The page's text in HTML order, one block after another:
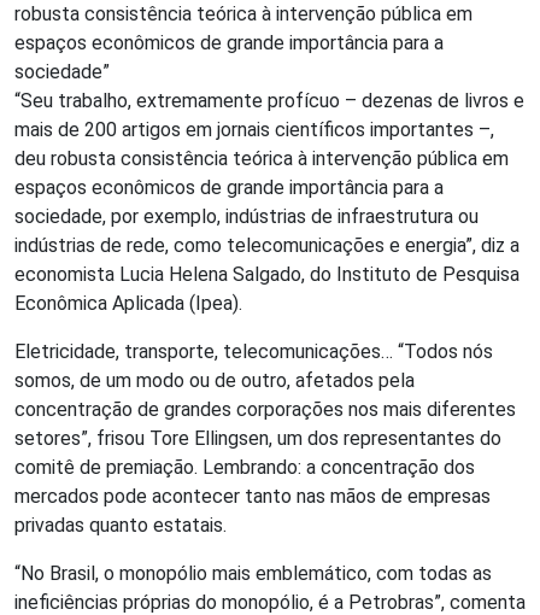
robusta consistência teórica à intervenção pública em
espaços econômicos de grande importância para a
sociedade”
“Seu trabalho, extremamente profícuo – dezenas de livros e
mais de 200 artigos em jornais científicos importantes –,
deu robusta consistência teórica à intervenção pública em
espaços econômicos de grande importância para a
sociedade, por exemplo, indústrias de infraestrutura ou
indústrias de rede, como telecomunicações e energia”, diz a
economista Lucia Helena Salgado, do Instituto de Pesquisa
Econômica Aplicada (Ipea).
Eletricidade, transporte, telecomunicações… “Todos nós
somos, de um modo ou de outro, afetados pela
concentração de grandes corporações nos mais diferentes
setores”, frisou Tore Ellingsen, um dos representantes do
comitê de premiação. Lembrando: a concentração dos
mercados pode acontecer tanto nas mãos de empresas
privadas quanto estatais.
“No Brasil, o monopólio mais emblemático, com todas as
ineficiências próprias do monopólio, é a Petrobras”, comenta